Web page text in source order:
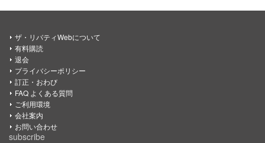
ザ・リバティWebについて
有料購読
退会
プライバシーポリシー
訂正・おわび
FAQ よくある質問
ご利用環境
会社案内
お問い合わせ
subscribe